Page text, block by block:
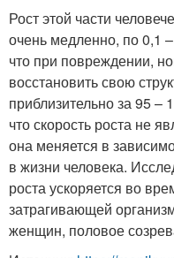
Рост этой части
очень медленно, по 0,1
что при повреждении,
восстановить свою
приблизительно за 95 –
что скорость роста не
она меняется в
в жизни человека.
роста ускоряется во
затрагивающей
женщин, половое